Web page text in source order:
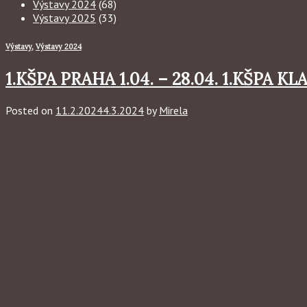
Výstavy 2024 (68)
Výstavy 2025 (33)
Výstavy, Výstavy 2024
1.KŠPA PRAHA 1.04. – 28.04. 1.KŠPA
Posted on 11.2.20244.3.2024 byMirela